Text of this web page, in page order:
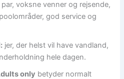
par, voksne venner og rejsende,
god service og
jer, der helst vil have vandland,
hele dagen.
only betyder normalt